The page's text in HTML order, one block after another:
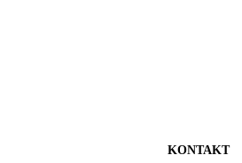
KONTAKT